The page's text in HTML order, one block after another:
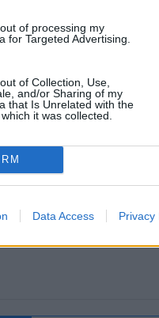
of processing my
for Targeted Advertising.
of Collection, Use,
and/or Sharing of my
that Is Unrelated with the
it was collected.
Data Access Privacy